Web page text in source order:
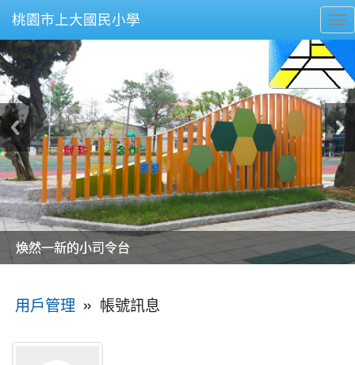
桃園市上大國民小學
美麗的操場是我們活力的來源
美麗的操場是我們活力的來源
煥然一新的小司令台
煥然一新的小司令台
富含桃園埤塘田園風光意象的中廊
富含桃園埤塘田園風光意象的中廊
嶄新的中庭廣場
嶄新的中庭廣場
水生池生生不息
水生池生生不息
用戶管理 » 帳號訊息